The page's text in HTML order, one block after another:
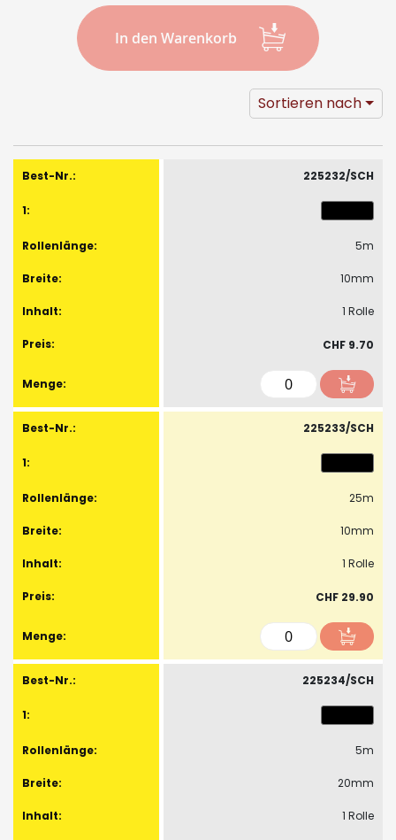
In den Warenkorb
Sortieren nach
Produkte
Artikel
225232/SCH
5m
10mm
1 Rolle
CHF 9.70
225233/SCH
25m
10mm
1 Rolle
CHF 29.90
225234/SCH
5m
20mm
1 Rolle